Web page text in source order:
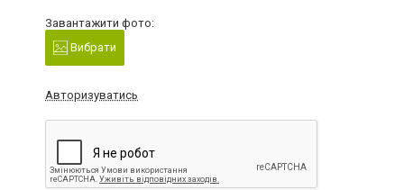
Завантажити фото:
Вибрати
Авторизуватись